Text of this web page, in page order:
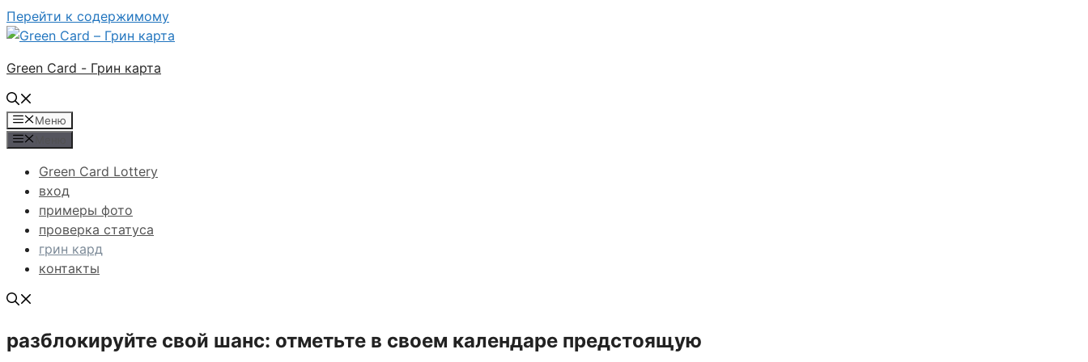
Перейти к содержимому
Green Card - Грин карта
Меню
Green Card Lottery
вход
примеры фото
проверка статуса
грин кард
контакты
разблокируйте свой шанс: отметьте в своем календаре предстоящую